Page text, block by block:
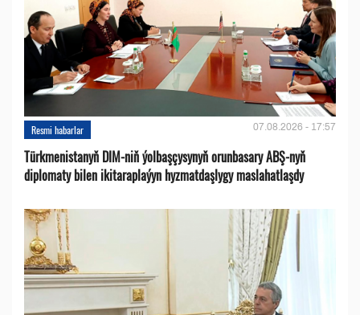
Resmi habarlar 07.08.2026 - 17:57
Türkmenistanyň DIM-niň ýolbaşçysynyň orunbasary ABŞ-nyň
diplomaty bilen ikitaraplaýyn hyzmatdaşlygy maslahatlaşdy